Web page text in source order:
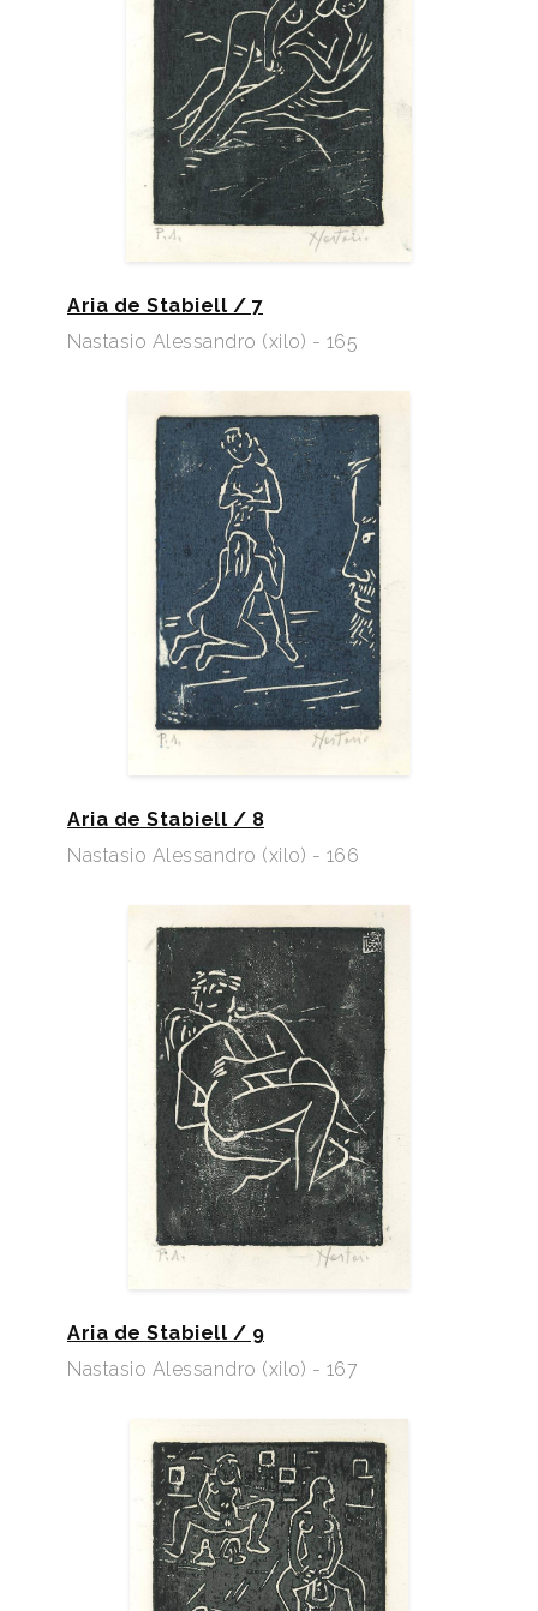
Aria de Stabiell / 7
Nastasio Alessandro (xilo) - 165
Aria de Stabiell / 8
Nastasio Alessandro (xilo) - 166
Aria de Stabiell / 9
Nastasio Alessandro (xilo) - 167